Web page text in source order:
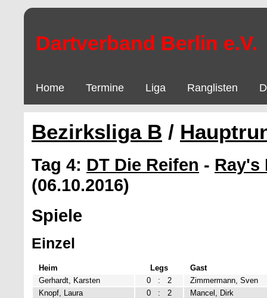
Dartverband Berlin e.V.
Home Termine Liga Ranglisten
Bezirksliga B /
Tag 4: DT Die Reifen - Ray's
(06.10.2016)
Spiele
Einzel
Heim Legs
Gast
Gerhardt, Karsten
0 : 2
Zimmermann, Sven
Knopf, Laura
0 : 2
Mancel, Dirk